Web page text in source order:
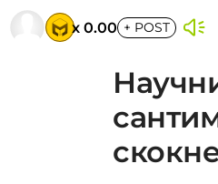
x 0.00 + POST